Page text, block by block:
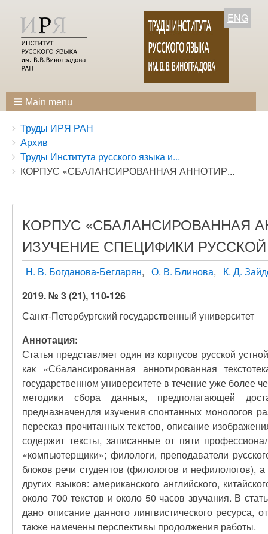
ENG
Main menu
Breadcrumbs
You
are
here:
Труды ИРЯ РАН
Архив
Труды Института русского языка и...
КОРПУС «СБАЛАНСИРОВАННАЯ АННОТИР...
КОРПУС «СБАЛАНСИРОВАННАЯ
ИЗУЧЕНИЕ СПЕЦИФИКИ
Н. В. Богданова-Бегларян О. В. Блинова
К. Д.
2019. № 3 (21), 110-126
Санкт-Петербургский государственный университет
Аннотация:
Статья представляет один из корпусов русской
как «Сбалансированная аннотированная
государственном университете в течение уже более
методики сбора данных, предполагающей
предназначендля изучения спонтанных монологов
пересказ прочитанных текстов, описание
содержит тексты, записанные от пяти
«компьютерщики»; филологи, преподаватели
блоков речи студентов (филологов и нефилологов),
других языков: американского английского,
около 700 текстов и около 50 часов звучания. В
дано описание данного лингвистического
также намечены перспективы продолжения работы.